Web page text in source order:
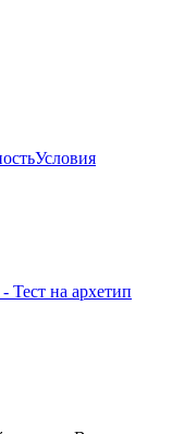
Условия
Тест на архетип